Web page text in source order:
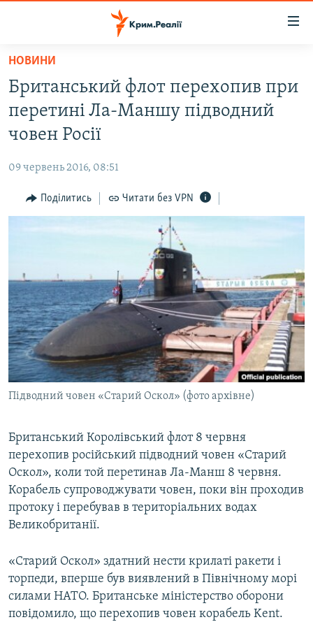
Перейти
основного
матеріалу
Перейти
основної
навігації
Перейти
до
ВОДА.КРИМ
ВІДЕО ТА ФОТО
БЛОГИ
ПОГЛЯД
ІНТЕРВ'Ю
СПЕЦПРОЕКТИ
ДЕПОРТАЦІЯ
ВІДЕОУРОКИ «ELIFBE»
СВІДЧЕННЯ ОКУПАЦІЇ
УКРАЇНСЬКА ПРОБЛЕМА КРИМУ
ІНФОГРАФІКА
ЯК ОБІЙТИ БЛОКУВАННЯ
Русский
Qırımtatar
ДОЛУЧАЙСЯ!
Усі сайти RFE/RL
НОВИНИ
Британський флот перехопив при
перетині Ла-Маншу підводний
човен Росії
09 червень 2016, 08:51
Поділитись Читати без VPN
Підводний човен «Старий Оскол» (фото архівне)
Британський Королівський флот 8 червня
перехопив російський підводний човен «Старий
Оскол», коли той перетинав Ла-Манш 8 червня.
Корабель супроводжувати човен, поки він проходив
протоку і перебував в територіальних водах
Великобританії.
«Старий Оскол» здатний нести крилаті ракети і
торпеди, вперше був виявлений в Північному морі
силами НАТО. Британське міністерство оборони
повідомило, що перехопив човен корабель Kent.